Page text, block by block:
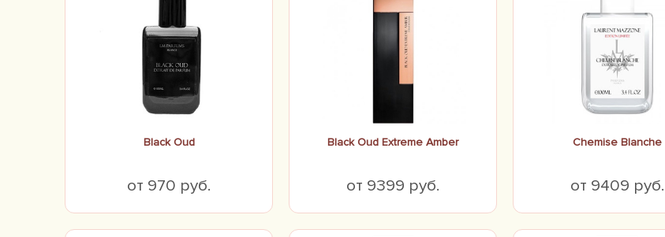
Black Oud
от 970 руб.
Black Oud Extreme Amber
от 9399 руб.
Chemise Blanche
от 9409 руб.